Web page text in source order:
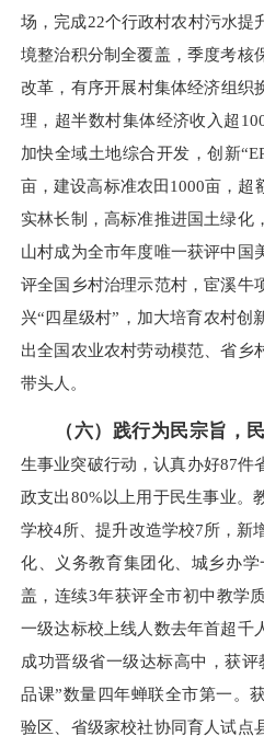
场，完成22个行政村农村污水提
境整治积分制全覆盖，季度考核
改革，有序开展村集体经济组织
理，超半数村集体经济收入超
加快全域土地综合开发，创新
亩，建设高标准农田1000亩，超
实林长制，高标准推进国土绿化
山村成为全市年度唯一获评中国
评全国乡村治理示范村，宦溪牛
兴“四星级村”，加大培育农村创
出全国农业农村劳动模范、省乡
带头人。
（六）践行为民宗旨，
生事业突破行动，认真办好87件
政支出80%以上用于民生事业。
学校4所、提升改造学校7所，新
化、义务教育集团化、城乡办
盖，连续3年获评全市初中教学
一级达标校上线人数去年首超千
成功晋级省一级达标高中，获
品课”数量四年蝉联全市第一。
验区、省级家校社协同育人试点